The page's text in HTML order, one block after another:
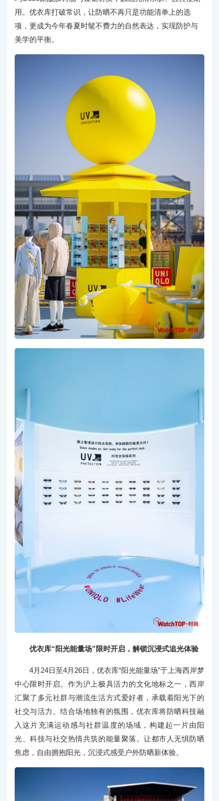
用。优衣库打破常识，让防晒不再只是功能清单上的选
项，更成为今年春夏时髦不费力的自然表达，实现防护与
美学的平衡。
优衣库“阳光能量场”限时开启，解锁沉浸式追光体验
4月24日至4月26日，优衣库“阳光能量场”于上海西岸梦
中心限时开启。作为沪上极具活力的文化地标之一，西岸
汇聚了多元社群与潮流生活方式爱好者，承载着阳光下的
社交与活力。结合场地独有的氛围，优衣库将防晒科技融
入这片充满运动感与社群温度的场域，构建起一片由阳
光、科技与社交热情共筑的能量聚落。让都市人无惧防晒
焦虑，自由拥抱阳光，沉浸式感受户外防晒新体验。